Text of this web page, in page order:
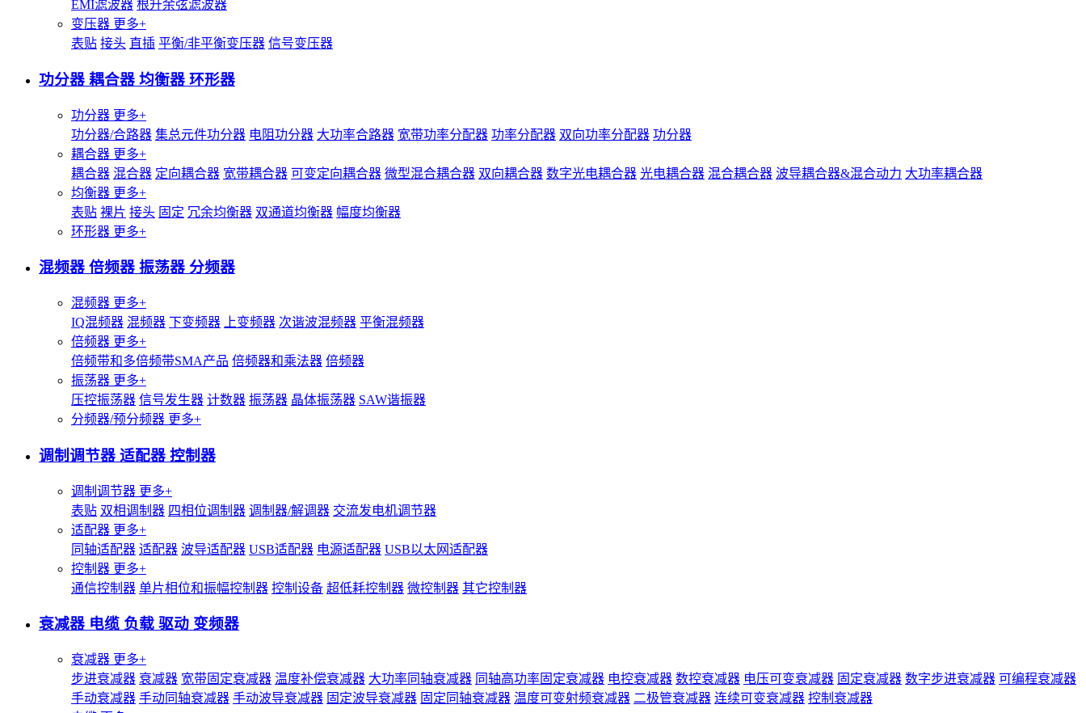
EMI滤波器 根升余弦滤波器
变压器 更多+
表贴 接头 直插 平衡/非平衡变压器 信号变压器
功分器 耦合器 均衡器 环形器
功分器 更多+
功分器/合路器 集总元件功分器 电阻功分器 大功率合路器 宽带功率分配器 功率分配器 双向功率分配器 功分器
耦合器 更多+
耦合器 混合器 定向耦合器 宽带耦合器 可变定向耦合器 微型混合耦合器 双向耦合器 数字光电耦合器 光电耦合器 混合耦合器 波导耦合器&混合动力 大功率耦合器
均衡器 更多+
表贴 裸片 接头 固定 冗余均衡器 双通道均衡器 幅度均衡器
环形器 更多+
混频器 倍频器 振荡器 分频器
混频器 更多+
IQ混频器 混频器 下变频器 上变频器 次谐波混频器 平衡混频器
倍频器 更多+
倍频带和多倍频带SMA产品 倍频器和乘法器 倍频器
振荡器 更多+
压控振荡器 信号发生器 计数器 振荡器 晶体振荡器 SAW谐振器
分频器/预分频器 更多+
调制调节器 适配器 控制器
调制调节器 更多+
表贴 双相调制器 四相位调制器 调制器/解调器 交流发电机调节器
适配器 更多+
同轴适配器 适配器 波导适配器 USB适配器 电源适配器 USB以太网适配器
控制器 更多+
通信控制器 单片相位和振幅控制器 控制设备 超低耗控制器 微控制器 其它控制器
衰减器 电缆 负载 驱动 变频器
衰减器 更多+
步进衰减器 衰减器 宽带固定衰减器 温度补偿衰减器 大功率同轴衰减器 同轴高功率固定衰减器 电控衰减器 数控衰减器 电压可变衰减器 固定衰减器 数字步进衰减器 可编程衰减器
手动衰减器 手动同轴衰减器 手动波导衰减器 固定波导衰减器 固定同轴衰减器 温度可变射频衰减器 二极管衰减器 连续可变衰减器 控制衰减器